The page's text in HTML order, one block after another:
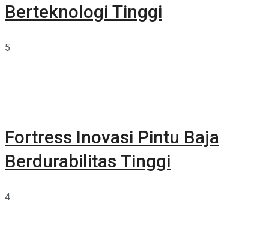
Berteknologi Tinggi
5
Fortress Inovasi Pintu Baja
Berdurabilitas Tinggi
4